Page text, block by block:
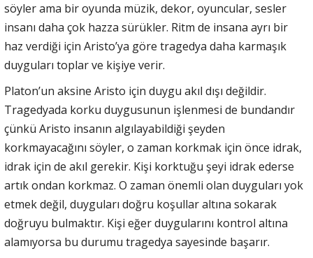
söyler ama bir oyunda müzik, dekor, oyuncular, sesler
insanı daha çok hazza sürükler. Ritm de insana ayrı bir
haz verdiği için Aristo’ya göre tragedya daha karmaşık
duyguları toplar ve kişiye verir.
Platon’un aksine Aristo için duygu akıl dışı değildir.
Tragedyada korku duygusunun işlenmesi de bundandır
çünkü Aristo insanın algılayabildiği şeyden
korkmayacağını söyler, o zaman korkmak için önce idrak,
idrak için de akıl gerekir. Kişi korktuğu şeyi idrak ederse
artık ondan korkmaz. O zaman önemli olan duyguları yok
etmek değil, duyguları doğru koşullar altına sokarak
doğruyu bulmaktır. Kişi eğer duygularını kontrol altına
alamıyorsa bu durumu tragedya sayesinde başarır.